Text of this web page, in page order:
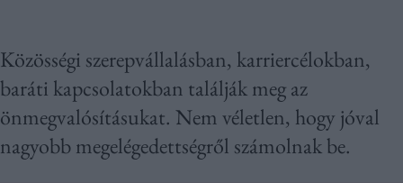
Közösségi szerepvállalásban, karriercélokban,
baráti kapcsolatokban találják meg az
önmegvalósításukat. Nem véletlen, hogy jóval
nagyobb megelégedettségről számolnak be.